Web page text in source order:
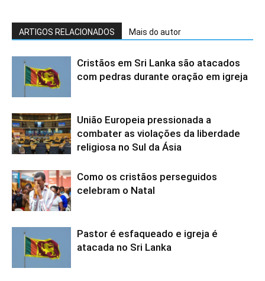
ARTIGOS RELACIONADOS Mais do autor
Cristãos em Sri Lanka são atacados
com pedras durante oração em igreja
União Europeia pressionada a
combater as violações da liberdade
religiosa no Sul da Ásia
Como os cristãos perseguidos
celebram o Natal
Pastor é esfaqueado e igreja é
atacada no Sri Lanka